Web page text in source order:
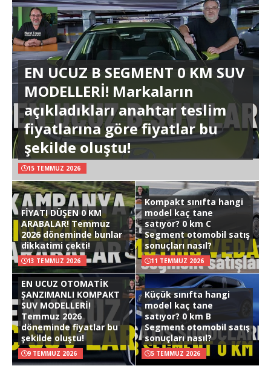
EN UCUZ B SEGMENT 0 KM SUV
MODELLERİ! Markaların
açıkladıkları anahtar teslim
fiyatlarına göre fiyatlar bu
şekilde oluştu!
15 TEMMUZ 2026
FİYATI DÜŞEN 0 KM
ARABALAR! Temmuz
2026 döneminde bunlar
dikkatimi çekti!
13 TEMMUZ 2026
Kompakt sınıfta hangi
model kaç tane
satıyor? 0 km C
Segment otomobil satış
sonuçları nasıl?
11 TEMMUZ 2026
EN UCUZ OTOMATİK
ŞANZIMANLI KOMPAKT
SUV MODELLERİ!
Temmuz 2026
döneminde fiyatlar bu
şekilde oluştu!
9 TEMMUZ 2026
Küçük sınıfta hangi
model kaç tane
satıyor? 0 km B
Segment otomobil satış
sonuçları nasıl?
5 TEMMUZ 2026